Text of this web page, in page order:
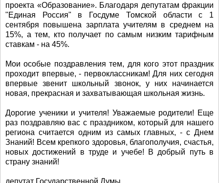
проекта «Образование». Благодаря депутатам фракции
"Единая Россия" в Госдуме Томской области с 1
сентября повышена зарплата учителям в среднем на
15%, а тем, кто получает по самым низким тарифным
ставкам - на 45%.
Мои особые поздравления тем, для кого этот праздник
проходит впервые, - первоклассникам! Для них сегодня
впервые звенит школьный звонок, у них начинается
новая, прекрасная и захватывающая школьная жизнь.
Дорогие ученики и учителя! Уважаемые родители! Еще
раз поздравляю вас с праздником, который для нашего
региона считается одним из самых главных, - с Днем
Знаний! Всем крепкого здоровья, благополучия, счастья,
новых достижений в труде и учебе! В добрый путь в
страну знаний!
депутат Государственной Думы